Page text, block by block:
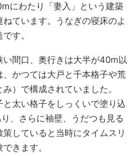
にわたり「妻入」という建築
ています。うなぎの寝床のよ
す。
間口、奥行きは大半が40m以
、かつては大戸と千本格子や荒
）で構成されていました。
太い格子をしっくいで塗り込
、さらに袖壁、うだつも見る
していると当時にタイムスリ
きます。